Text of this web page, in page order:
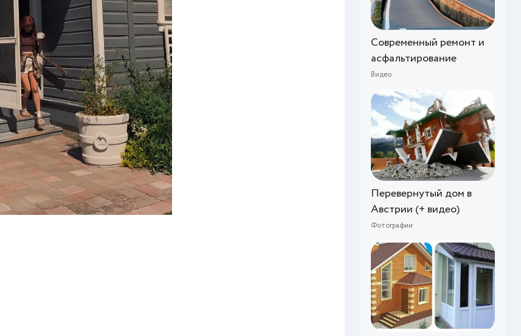
Современный ремонт и
асфальтирование
Видео
Перевернутый дом в
Австрии (+ видео)
Фотографии